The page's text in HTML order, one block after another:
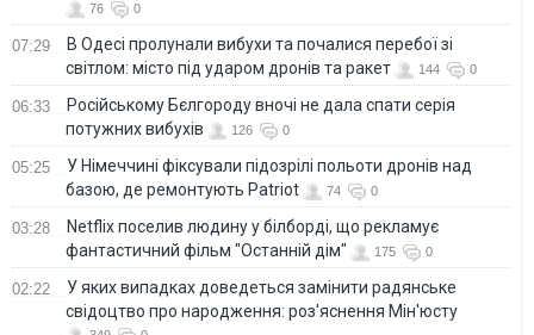
76 0
07:29
В Одесі пролунали вибухи та почалися перебої зі
світлом: місто під ударом дронів та ракет
144 0
06:33
Російському Бєлгороду вночі не дала спати серія
потужних вибухів
126 0
05:25
У Німеччині фіксували підозрілі польоти дронів над
базою, де ремонтують Patriot
74 0
03:28
Netflix поселив людину у білборді, що рекламує
фантастичний фільм "Останній дім"
175 0
02:22
У яких випадках доведеться замінити радянське
свідоцтво про народження: роз'яснення Мін'юсту